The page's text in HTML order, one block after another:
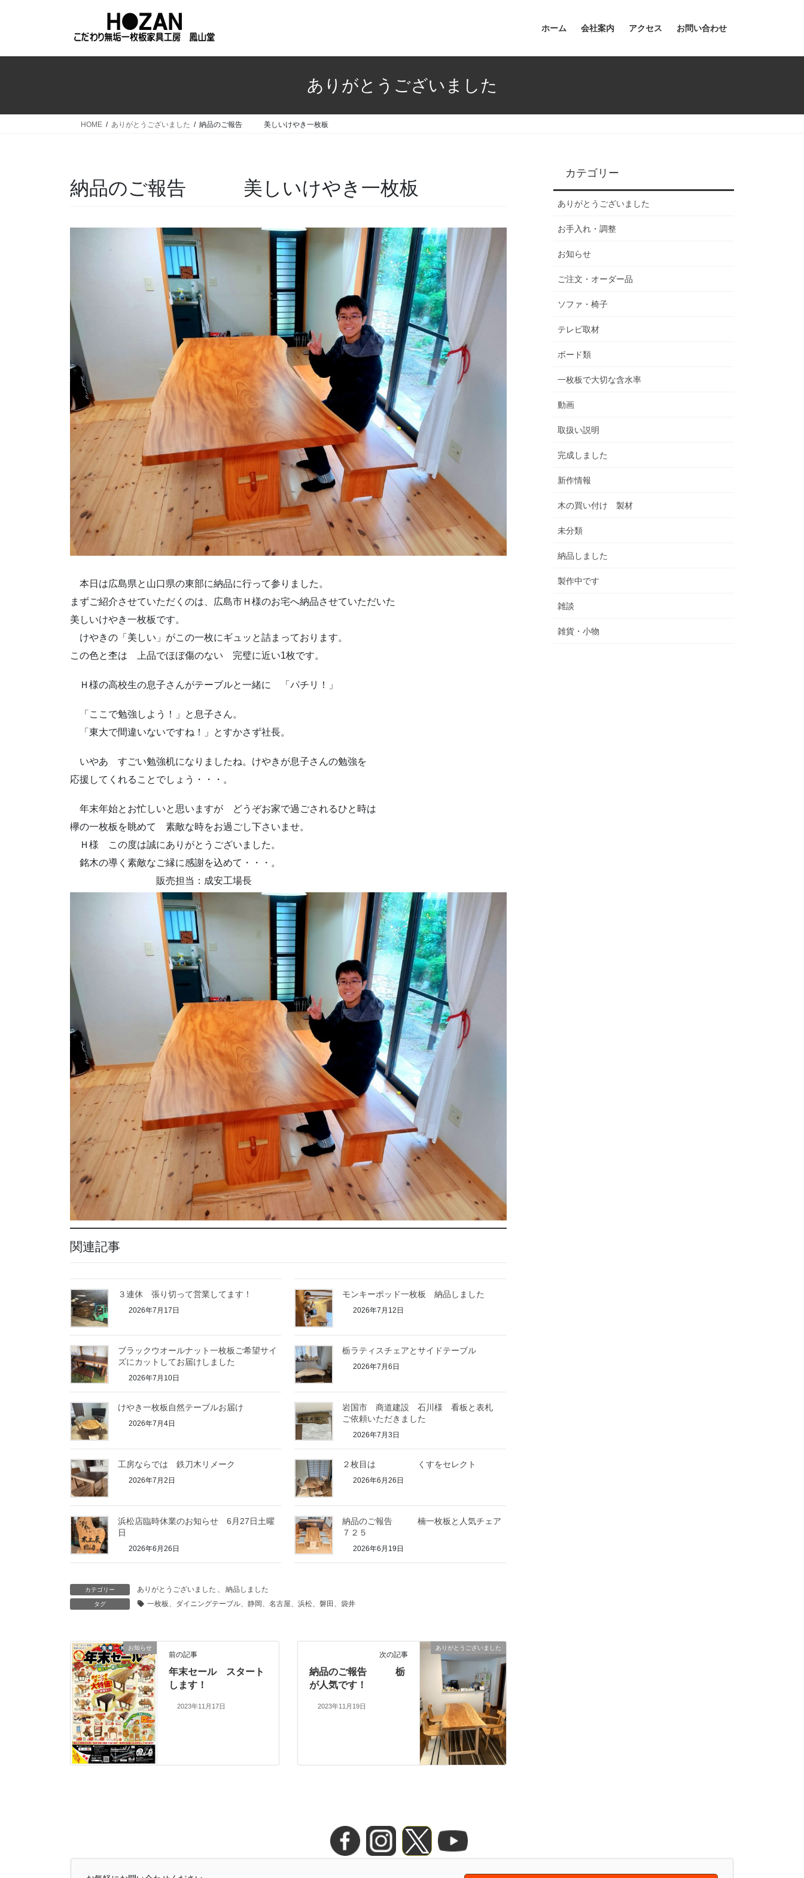
ホーム 会社案内 アクセス お問い合わせ
ありがとうございました
HOME ありがとうございました 納品のご報告 美しいけやき一枚板
納品のご報告 美しいけやき一枚板
本日は広島県と山口県の東部に納品に行って参りました。
まずご紹介させていただくのは、広島市Ｈ様のお宅へ納品させていただいた
美しいけやき一枚板です。
けやきの「美しい」がこの一枚にギュッと詰まっております。
この色と杢は 上品でほぼ傷のない 完璧に近い1枚です。
Ｈ様の高校生の息子さんがテーブルと一緒に 「パチリ！」
「ここで勉強しよう！」と息子さん。
「東大で間違いないですね！」とすかさず社長。
いやあ すごい勉強机になりましたね。けやきが息子さんの勉強を
応援してくれることでしょう・・・。
年末年始とお忙しいと思いますが どうぞお家で過ごされるひと時は
欅の一枚板を眺めて 素敵な時をお過ごし下さいませ。
Ｈ様 この度は誠にありがとうございました。
銘木の導く素敵なご縁に感謝を込めて・・・。
販売担当：成安工場長
関連記事
３連休 張り切って営業してます！
2026年7月17日
モンキーポッド一枚板 納品しました
2026年7月12日
ブラックウオールナット一枚板ご希望サイ
ズにカットしてお届けしました
2026年7月10日
栃ラティスチェアとサイドテーブル
2026年7月6日
けやき一枚板自然テーブルお届け
2026年7月4日
岩国市 商道建設 石川様 看板と表札
ご依頼いただきました
2026年7月3日
工房ならでは 鉄刀木リメーク
2026年7月2日
２枚目は くすをセレクト
2026年6月26日
浜松店臨時休業のお知らせ 6月27日土曜
日
2026年6月26日
納品のご報告 楠一枚板と人気チェア
７２５
2026年6月19日
カテゴリー ありがとうございました 納品しました
タグ 一枚板、ダイニングテーブル、静岡、名古屋、浜松、磐田、袋井
お知らせ
前の記事
年末セール スタート
します！
2023年11月17日
ありがとうございました
次の記事
納品のご報告 栃
が人気です！
2023年11月19日
カテゴリー
ありがとうございました
お手入れ・調整
お知らせ
ご注文・オーダー品
ソファ・椅子
テレビ取材
ボード類
一枚板で大切な含水率
動画
取扱い説明
完成しました
新作情報
木の買い付け 製材
未分類
納品しました
製作中です
雑談
雑貨・小物